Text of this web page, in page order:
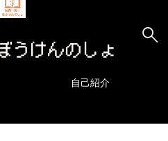
自己紹介